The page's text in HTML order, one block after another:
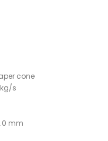
cone
s
mm